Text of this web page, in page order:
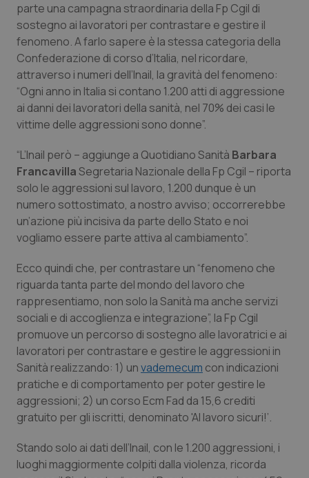
Calabria
Campania
Emilia-Romagna
Friuli Venezia Giulia
Lazio
Liguria
Lombardia
Marche
Molise
Piemonte
Provincia Autonoma di Bolzano
Provincia Autonoma di Trento
Puglia
Asma & BPCO
Car-T
Colesterolo & coronaropatie
Dermatite Atopica
Diabete & glucometri
Disturbi dell’umore
Dolore
Donna & Salute
Epatiti
HIV
Infezioni & Febbre
Ipertensione & Scompenso
Malattie rare
parte una campagna straordinaria della Fp Cgil di
sostegno ai lavoratori per contrastare e gestire il
fenomeno. A farlo sapere è la stessa categoria della
Confederazione di corso d’Italia, nel ricordare,
attraverso i numeri dell’Inail, la gravità del fenomeno:
“Ogni anno in Italia si contano 1.200 atti di aggressione
ai danni dei lavoratori della sanità, nel 70% dei casi le
vittime delle aggressioni sono donne”.
“L’Inail però – aggiunge a Quotidiano Sanità Barbara
FrancavillaSegretaria Nazionale della Fp Cgil – riporta
solo le aggressioni sul lavoro, 1.200 dunque è un
numero sottostimato, a nostro avviso; occorrerebbe
un’azione più incisiva da parte dello Stato e noi
vogliamo essere parte attiva al cambiamento”.
Ecco quindi che, per contrastare un “fenomeno che
riguarda tanta parte del mondo del lavoro che
rappresentiamo, non solo la Sanità ma anche servizi
sociali e di accoglienza e integrazione”, la Fp Cgil
promuove un percorso di sostegno alle lavoratrici e ai
lavoratori per contrastare e gestire le aggressioni in
Sanità realizzando: 1) unvademecum con indicazioni
pratiche e di comportamento per poter gestire le
aggressioni; 2) un corso Ecm Fad da 15,6 crediti
gratuito per gli iscritti, denominato 'Al lavoro sicuri!’.
Stando solo ai dati dell’Inail, con le 1.200 aggressioni, i
luoghi maggiormente colpiti dalla violenza, ricorda